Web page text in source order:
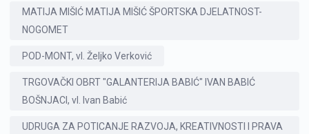
MATIJA MIŠIĆ MATIJA MIŠIĆ ŠPORTSKA DJELATNOST-
NOGOMET
POD-MONT, vl. Željko Verković
TRGOVAČKI OBRT "GALANTERIJA BABIĆ" IVAN BABIĆ
BOŠNJACI, vl. Ivan Babić
UDRUGA ZA POTICANJE RAZVOJA, KREATIVNOSTI I PRAVA